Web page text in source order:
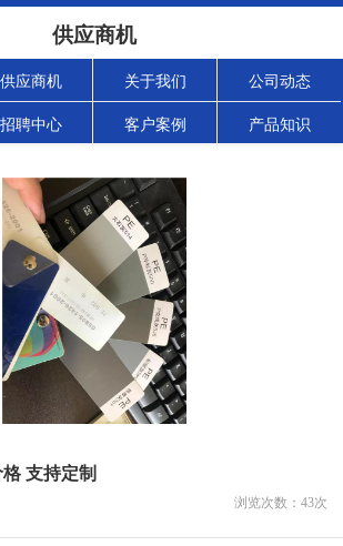
供应商机
供应商机 关于我们 公司动态
招聘中心 客户案例 产品知识
支持定制
浏览次数： 43次